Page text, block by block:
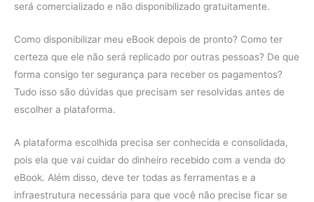
será comercializado e não disponibilizado gratuitamente.
Como disponibilizar meu eBook depois de pronto? Como ter
certeza que ele não será replicado por outras pessoas? De que
forma consigo ter segurança para receber os pagamentos?
Tudo isso são dúvidas que precisam ser resolvidas antes de
escolher a plataforma.
A plataforma escolhida precisa ser conhecida e consolidada,
pois ela que vai cuidar do dinheiro recebido com a venda do
eBook. Além disso, deve ter todas as ferramentas e a
infraestrutura necessária para que você não precise ficar se